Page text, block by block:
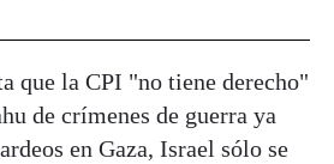
que la CPI "no tiene derecho"
de crímenes de guerra ya
en Gaza, Israel sólo se